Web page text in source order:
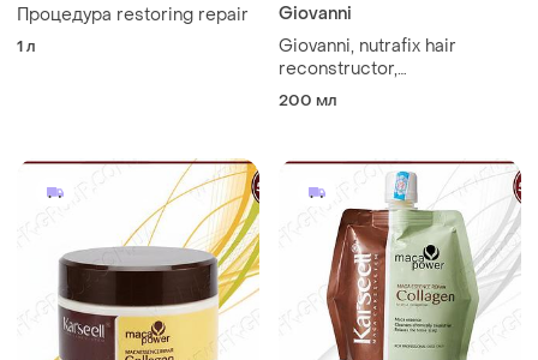
Процедура restoring repair
1 л
Giovanni
Giovanni, nutrafix hair
reconstructor,
реконструктор для
200 мл